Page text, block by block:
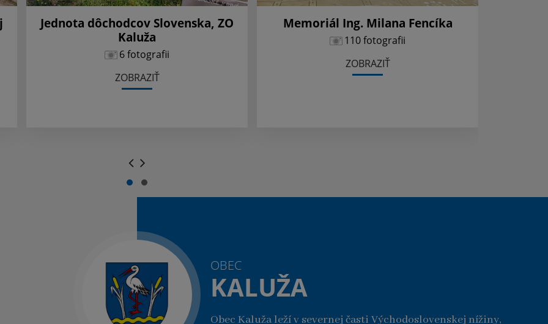
Jednota dôchodcov Slovenska, ZO
Kaluža
6 fotografii
ZOBRAZIŤ
Memoriál Ing. Milana Fencíka
110 fotografii
ZOBRAZIŤ
OBEC
KALUŽA
Obec Kaluža leží v severnej časti Východoslovenskej nížiny,